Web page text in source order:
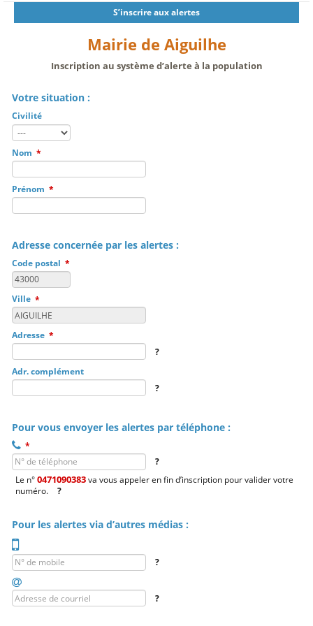
S’inscrire aux alertes
Mairie de Aiguilhe
Inscription au système d’alerte à la population
Votre situation :
Civilité
Nom *
Prénom *
Adresse concernée par les alertes :
Code postal *
Ville *
Adresse *
?
Adr. complément
?
Pour vous envoyer les alertes par téléphone :
N° de téléphone
*
?
Le n°0471090383va vous appeler en fin d’inscription pour valider votre
numéro.
?
Pour les alertes via d’autres médias :
N° de mobile
?
Adresse de courriel
?